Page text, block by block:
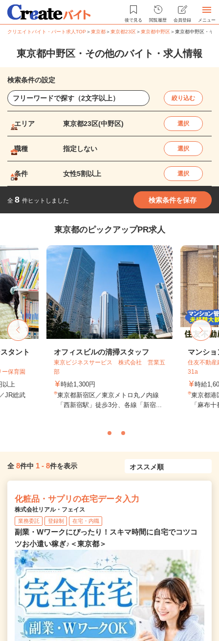
後で見る 閲覧履歴 会員登録 メニュー
クリエイトバイト・パート求人TOP ＞東京都＞東京都23区＞東京都中野区＞東京都中野区・そ
東京都中野区・その他のバイト・求人情報
検索条件の設定
絞り込む
エリア 東京都23区(中野区) 選択
職種 指定しない 選択
条件 女性5割以上 選択
全 8 件ヒットしました 検索条件を保存
東京都のピックアップPR求人
タント
保育園
以上
JR総武
オフィスビルの清掃スタッフ
東京ビジネスサービス 株式会社 営業五
部
時給1,300円
東京都新宿区／東京メトロ丸ノ内線
「西新宿駅」徒歩3分、各線「新宿...
マンシ
住友不動産
31a
時給
東京都港
「麻布
全 8件中 1 - 8件を表示
化粧品・サプリの在宅データ入力
株式会社リアル・フェイス
業務委託 登録制 在宅・内職
副業・Wワークにぴったり！スキマ時間に自宅でコツコ
ツお小遣い稼ぎ♪＜東京都＞